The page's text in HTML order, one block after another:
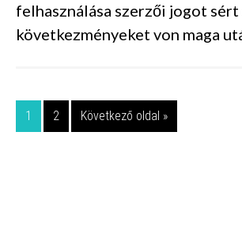
felhasználása szerzői jogot sért
következményeket von maga
1 2 Következő oldal »